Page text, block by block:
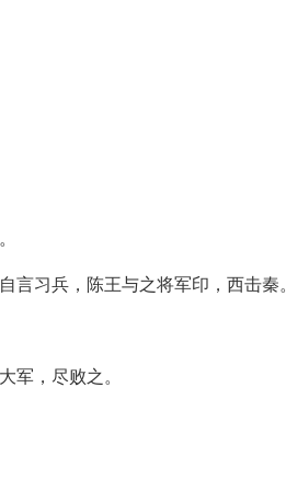
习兵，陈王与之将军印，西击秦。
军，尽败之。